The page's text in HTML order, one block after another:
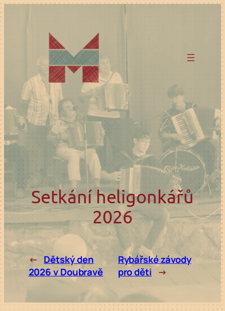
Setkání heligonkářů
2026
← Dětský den
2026 v Doubravě
Rybářské závody
pro děti →